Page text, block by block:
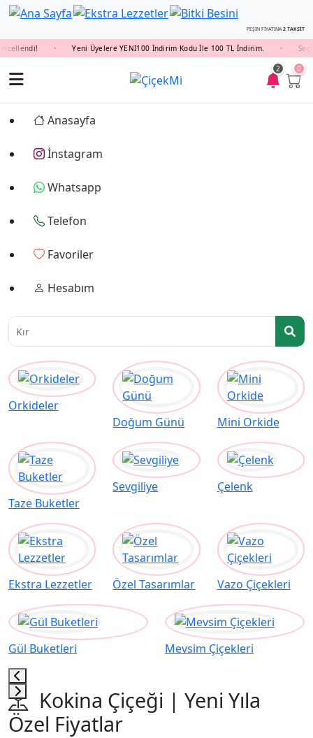
PEŞİN FİYATINA2 TAKSİT
• Yeni Üyelere YENI100 İndirim Kodu İle 100 TL İndirim. • Seçili
2 0
Anasayfa
İnstagram
Whatsapp
Telefon
Favoriler
Hesabım
Papa
Orkideler
Doğum Günü
Mini Orkide
Taze Buketler
Sevgiliye Çelenk
Ekstra Lezzetler Özel Tasarımlar Vazo Çiçekleri
Gül Buketleri Mevsim Çiçekleri
Kokina Çiçeği | Yeni Yıla
Özel Fiyatlar